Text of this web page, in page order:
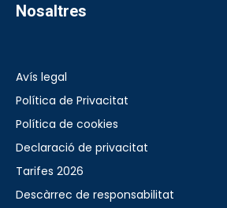
Nosaltres
Avís legal
Política de Privacitat
Política de cookies
Declaració de privacitat
Tarifes 2026
Descàrrec de responsabilitat